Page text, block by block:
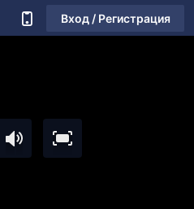
Вход / Регистрация